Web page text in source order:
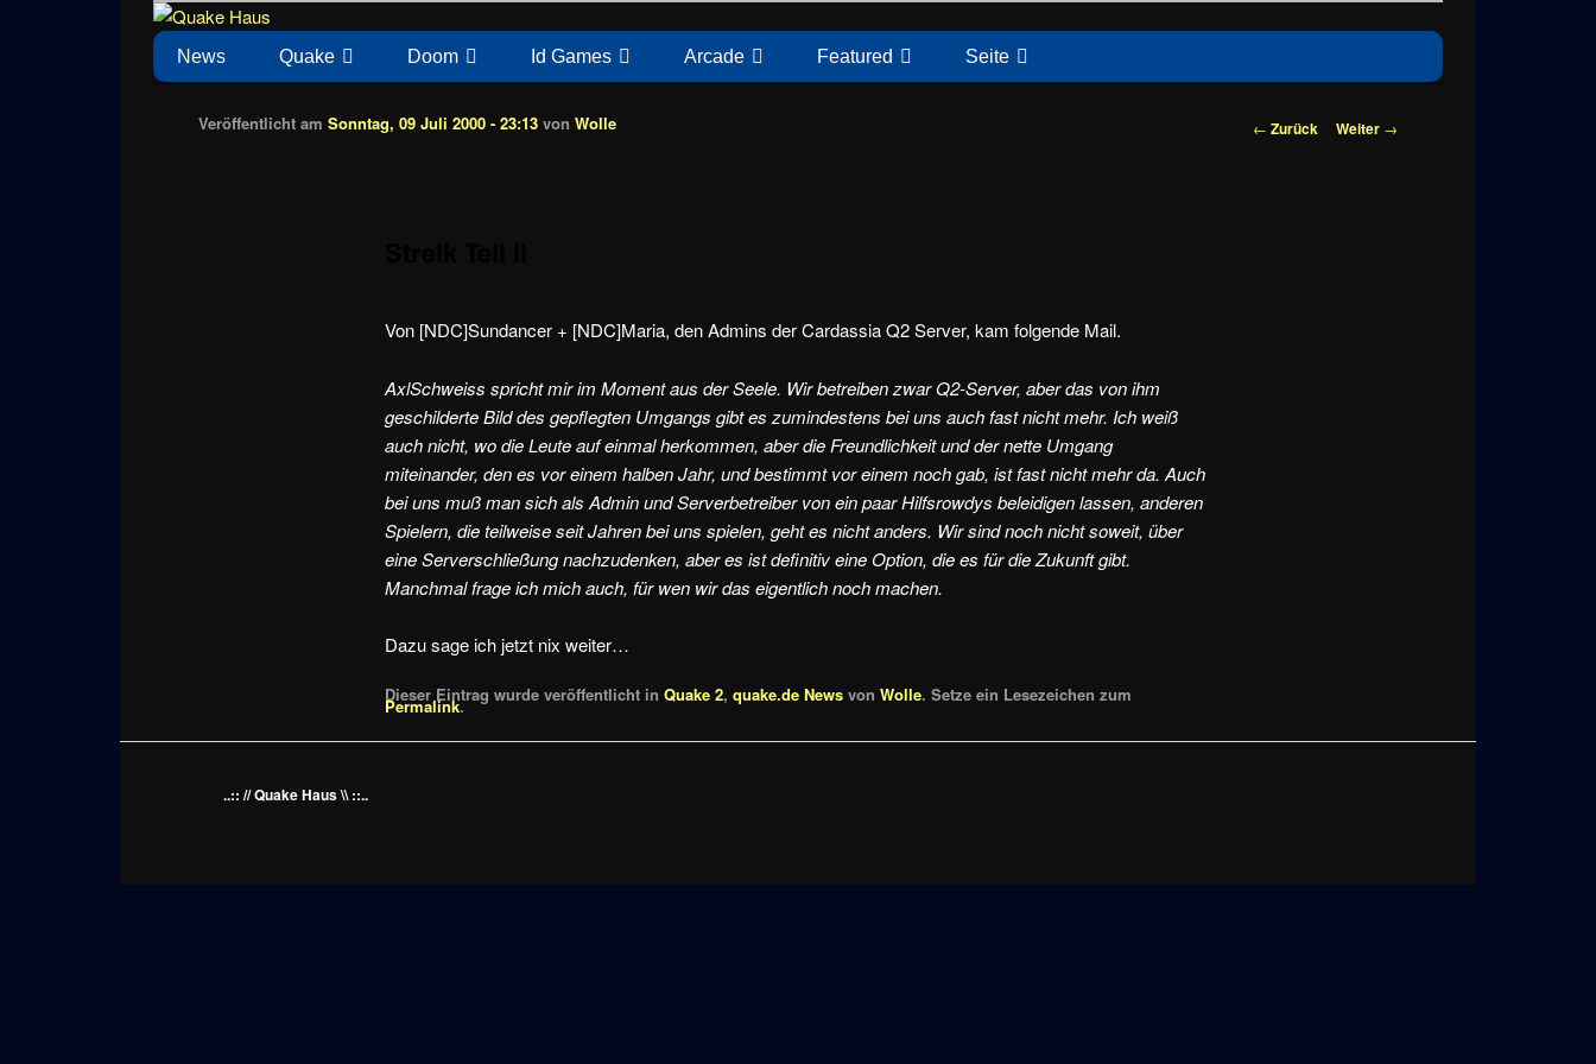
Quake Haus
News zu Quake, Doom, FPS, Arcade
Hauptmenü
News Quake Doom Id Games Arcade Featured Seite
Beitragsnavigation
← Zurück Weiter →
Veröffentlicht amSonntag, 09 Juli 2000 - 23:13 vonWolle
Von [NDC]Sundancer + [NDC]Maria, den Admins der Cardassia Q2 Server, kam folgende Mail.
AxlSchweiss spricht mir im Moment aus der Seele. Wir betreiben zwar Q2-Server, aber das von ihm
geschilderte Bild des gepflegten Umgangs gibt es zumindestens bei uns auch fast nicht mehr. Ich weiß
auch nicht, wo die Leute auf einmal herkommen, aber die Freundlichkeit und der nette Umgang
miteinander, den es vor einem halben Jahr, und bestimmt vor einem noch gab, ist fast nicht mehr da. Auch
bei uns muß man sich als Admin und Serverbetreiber von ein paar Hilfsrowdys beleidigen lassen, anderen
Spielern, die teilweise seit Jahren bei uns spielen, geht es nicht anders. Wir sind noch nicht soweit, über
eine Serverschließung nachzudenken, aber es ist definitiv eine Option, die es für die Zukunft gibt.
Manchmal frage ich mich auch, für wen wir das eigentlich noch machen.
Dazu sage ich jetzt nix weiter…
Dieser Eintrag wurde veröffentlicht inQuake 2,quake.de News vonWolle. Setze ein Lesezeichen zum
Permalink.
..:: // Quake Haus \\ ::..